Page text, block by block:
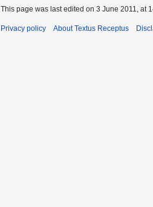
This page was last edited on 3 June 2011, at
Privacy policy About Textus Receptus